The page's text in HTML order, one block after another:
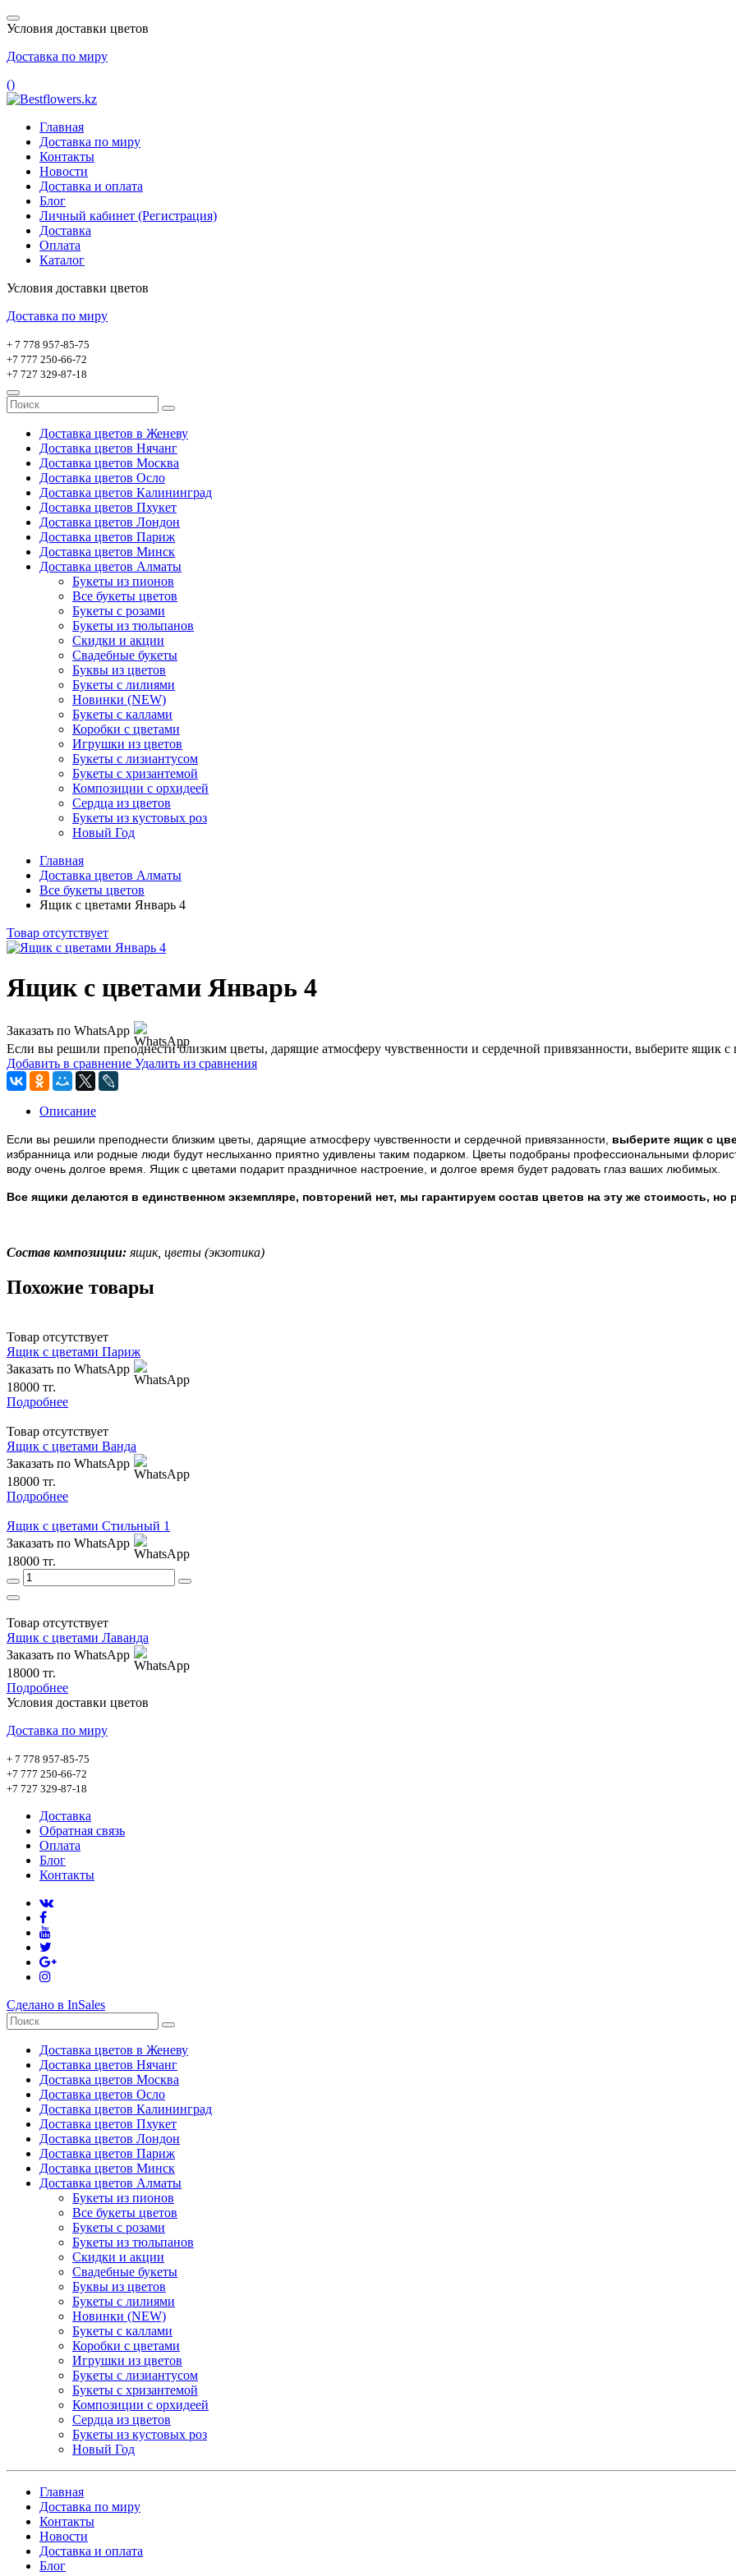
Условия доставки цветов
Доставка по миру
()
Главная
Доставка по миру
Контакты
Новости
Доставка и оплата
Блог
Личный кабинет (Регистрация)
Доставка
Оплата
Каталог
Условия доставки цветов
Доставка по миру
+ 7 778 957-85-75
+7 777 250-66-72
+7 727 329-87-18
Доставка цветов в Женеву
Доставка цветов Нячанг
Доставка цветов Москва
Доставка цветов Осло
Доставка цветов Калининград
Доставка цветов Пхукет
Доставка цветов Лондон
Доставка цветов Париж
Доставка цветов Минск
Доставка цветов Алматы
Букеты из пионов
Все букеты цветов
Букеты с розами
Букеты из тюльпанов
Скидки и акции
Свадебные букеты
Буквы из цветов
Букеты с лилиями
Новинки (NEW)
Букеты с каллами
Коробки с цветами
Игрушки из цветов
Букеты с лизиантусом
Букеты с хризантемой
Композиции с орхидеей
Сердца из цветов
Букеты из кустовых роз
Новый Год
Главная
Доставка цветов Алматы
Все букеты цветов
Ящик с цветами Январь 4
Товар отсутствует
Ящик с цветами Январь 4
Заказать по WhatsApp
Если вы решили преподнести близким цветы, дарящие атмосферу чувственности и сердечной привязанности, выберите ящик с
Добавить в сравнение Удалить из сравнения
Описание
Если вы решили преподнести близким цветы, дарящие атмосферу чувственности и сердечной привязанности, выберите ящик с
избранница или родные люди будут неслыханно приятно удивлены таким подарком. Цветы подобраны профессиональными
воду очень долгое время. Ящик с цветами подарит праздничное настроение, и долгое время будет радовать глаз ваших любимых.
Все ящики делаются в единственном экземпляре, повторений нет, мы гарантируем состав цветов на эту же стоимость,
Состав композиции: ящик, цветы (экзотика)
Похожие товары
Товар отсутствует
Ящик с цветами Париж
Заказать по WhatsApp
18000 тг.
Подробнее
Товар отсутствует
Ящик с цветами Ванда
Заказать по WhatsApp
18000 тг.
Подробнее
Ящик с цветами Стильный 1
Заказать по WhatsApp
18000 тг.
Товар отсутствует
Ящик с цветами Лаванда
Заказать по WhatsApp
18000 тг.
Подробнее
Условия доставки цветов
Доставка по миру
+ 7 778 957-85-75
+7 777 250-66-72
+7 727 329-87-18
Доставка
Обратная связь
Оплата
Блог
Контакты
Сделано в InSales
Доставка цветов в Женеву
Доставка цветов Нячанг
Доставка цветов Москва
Доставка цветов Осло
Доставка цветов Калининград
Доставка цветов Пхукет
Доставка цветов Лондон
Доставка цветов Париж
Доставка цветов Минск
Доставка цветов Алматы
Букеты из пионов
Все букеты цветов
Букеты с розами
Букеты из тюльпанов
Скидки и акции
Свадебные букеты
Буквы из цветов
Букеты с лилиями
Новинки (NEW)
Букеты с каллами
Коробки с цветами
Игрушки из цветов
Букеты с лизиантусом
Букеты с хризантемой
Композиции с орхидеей
Сердца из цветов
Букеты из кустовых роз
Новый Год
Главная
Доставка по миру
Контакты
Новости
Доставка и оплата
Блог